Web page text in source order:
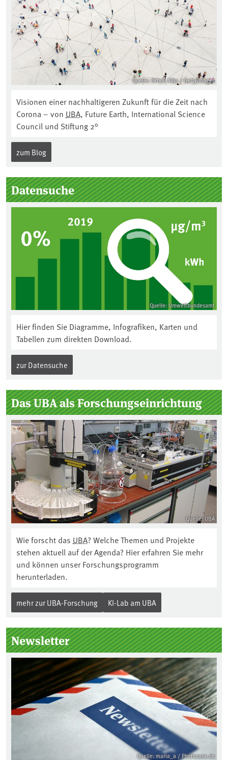
Quelle: Orbon Alija / GettyImages
Visionen einer nachhaltigeren Zukunft für die Zeit nach
Corona – von UBA, Future Earth, International Science
Council und Stiftung 2°
zum Blog
Datensuche
Quelle: Umweltbundesamt
Hier finden Sie Diagramme, Infografiken, Karten und
Tabellen zum direkten Download.
zur Datensuche
Das UBA als Forschungseinrichtung
Quelle: UBA
Wie forscht das UBA? Welche Themen und Projekte
stehen aktuell auf der Agenda? Hier erfahren Sie mehr
und können unser Forschungsprogramm
herunterladen.
mehr zur UBA-Forschung KI-Lab am UBA
Newsletter
Quelle: maria_a / Photocase.de